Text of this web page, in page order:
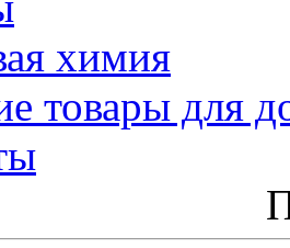
химия
товары для